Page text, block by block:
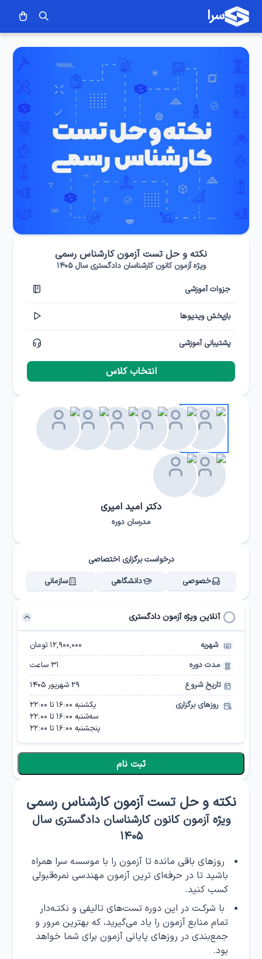
سرا
نکته و حل تست آزمون کارشناس رسمی
ویژه آزمون کانون کارشناسان دادگستری سال ۱۴۰۵
جزوات آموزشی
بازپخش ویدیوها
پشتیبانی آموزشی
انتخاب کلاس
نکته و حل تست آزمون کارشناس رسمی
ویژه آزمون کانون کارشناسان دادگستری سال
۱۴۰۵
روزهای باقی مانده تا آزمون را با موسسه سرا همراه
باشید تا در حرفه‌ای ترین آزمون مهندسی نمره‌قبولی
کسب کنید.
با شرکـت در این دوره تست‌های تالیفی و‌ نکتـه‌دار
تمام منابع آزمون را یاد می‌گیرید، که بهترین مرور و
جمع‌بندی در روزهای پایانی آزمون برای شما خواهد
بود.
دکتر امید امیری
مدرسان دوره
درخواست برگزاری اختصاصی
خصوصی
دانشگاهی سازمانی
آنلاین ویژه آزمون دادگستری
شهریه
۱۲,۹۰۰,۰۰۰ تومان
مدت دوره
31 ساعت
تاریخ شروع
۲۹ شهریور ۱۴۰۵
روزهای برگزاری
یکشنبه 16:00 تا 22:00
سه‌شنبه 16:00 تا 22:00
پنجشنبه 16:00 تا 22:00
ثبت نام